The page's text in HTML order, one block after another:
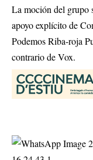
La moción del grupo
apoyo explícito de
Podemos Riba-roja
contrario de Vox.